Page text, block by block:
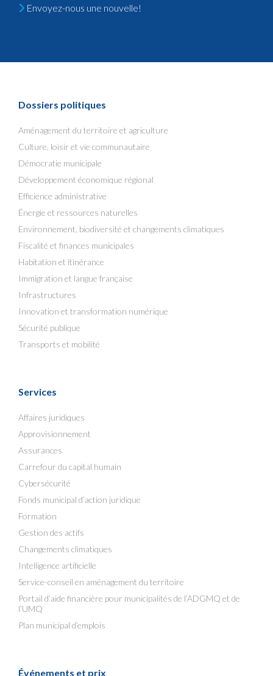
Envoyez-nous une nouvelle!
Dossiers politiques
Aménagement du territoire et agriculture
Culture, loisir et vie communautaire
Démocratie municipale
Développement économique régional
Efficience administrative
Énergie et ressources naturelles
Environnement, biodiversité et changements climatiques
Fiscalité et finances municipales
Habitation et itinérance
Immigration et langue française
Infrastructures
Innovation et transformation numérique
Sécurité publique
Transports et mobilité
Services
Affaires juridiques
Approvisionnement
Assurances
Carrefour du capital humain
Cybersécurité
Fonds municipal d’action juridique
Formation
Gestion des actifs
Changements climatiques
Intelligence artificielle
Service-conseil en aménagement du territoire
Portail d’aide financière pour municipalités de l’ADGMQ et de
l’UMQ
Plan municipal d’emplois
Événements et prix